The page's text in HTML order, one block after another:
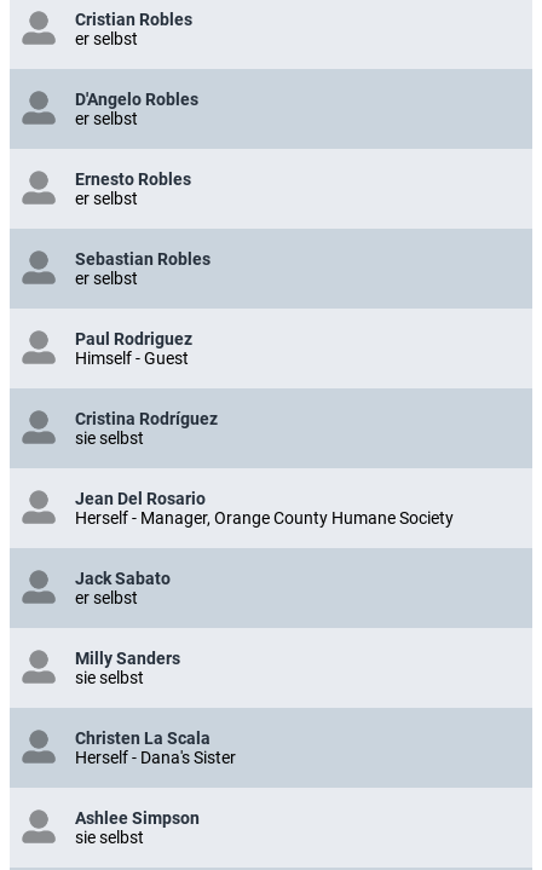
Cristian Robles
er selbst
D'Angelo Robles
er selbst
Ernesto Robles
er selbst
Sebastian Robles
er selbst
Paul Rodriguez
Himself - Guest
Cristina Rodríguez
sie selbst
Jean Del Rosario
Herself - Manager, Orange County Humane Society
Jack Sabato
er selbst
Milly Sanders
sie selbst
Christen La Scala
Herself - Dana's Sister
Ashlee Simpson
sie selbst